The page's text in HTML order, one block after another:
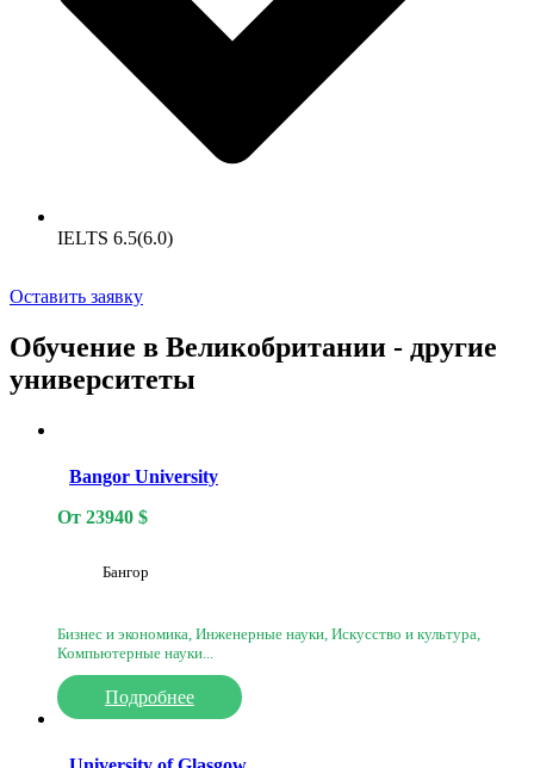
IELTS 6.5(6.0)
Оставить заявку
Обучение в Великобритании - другие
университеты
Bangor University
От 23940 $
Бангор
Бизнес и экономика, Инженерные науки, Искусство и культура,
Компьютерные науки...
Подробнее